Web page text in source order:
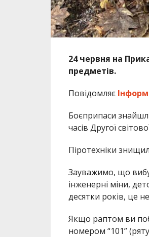
24 червня на
предметів.
Повідомляє
Боєприпаси
часів Другої
Піротехніки
Зауважимо, що
інженерні міни,
десятки років, це
Якщо раптом ви
номером “101”